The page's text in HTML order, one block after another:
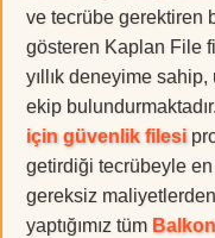
ve tecrübe gerektiren
gösteren Kaplan File
yıllık deneyime
ekip
için güvenlik filesi
getirdiği tecrübeyle
gereksiz
yaptığımız tüm